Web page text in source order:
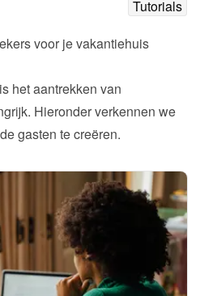
Tutorials
voor je vakantiehuis
het aantrekken van
Hieronder verkennen we
gasten te creëren.